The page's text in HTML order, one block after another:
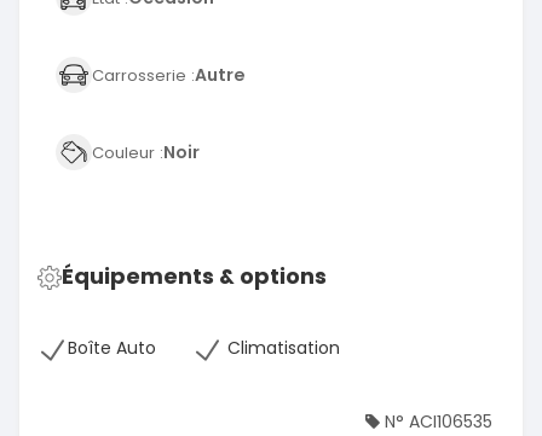
Carrosserie :Autre
Couleur :Noir
Équipements & options
Boîte Auto Climatisation
N° ACI106535